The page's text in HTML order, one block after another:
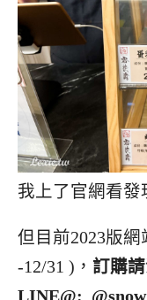
我上了官網看發
但目前2023版網
-12/31 )， 訂購
LINE@: